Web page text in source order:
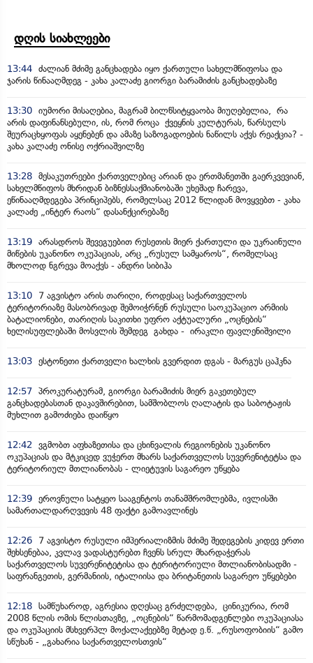
დღის სიახლეები
13:44 ძალიან მძიმე განცხადება იყო ქართული სახელმწიფოსა და
ჯარის წინააღმდეგ - კახა კალაძე გიორგი ბარამიძის განცხადებაზე
13:30 იუმორი მისაღებია, მაგრამ ბილწსიტყვაობა მიუღებელია, რა
არის დაფინანსებული, ის, რომ როცა ქვეყნის კულტურას, წარსულს
შეურაცხყოფას აყენებენ და ამაზე საზოგადოების ნაწილს აქვს რეაქცია? -
კახა კალაძე ონისე ოქრიაშვილზე
13:28 მესაკუთრეები ქართველებიც არიან და ერთმანეთში გაერკვევიან,
სახელმწიფოს მხრიდან ბიზნესსაქმიანობაში უხეშად ჩარევა,
ეწინააღმდეგება პრინციპებს, რომელსაც 2012 წლიდან მოვყვებთ - კახა
კალაძე „ინტერ რაოს“ დასანქცირებაზე
13:19 არასდროს შევეგუებით რუსეთის მიერ ქართული და უკრაინული
მიწების უკანონო ოკუპაციას, არც „რუსულ სამყაროს“, რომელსაც
მხოლოდ ნგრევა მოაქვს - ანდრი სიბიჰა
13:10
7 აგვისტო არის თარიღი, როდესაც საქართველოს
ტერიტორიაზე მასობრივად შემოიჭრნენ რუსული საოკუპაციო არმიის
ბატალიონები, თარიღის საკითხი უფრო აქტუალური „ოცნების“
ხელისუფლებაში მოსვლის შემდეგ გახდა - ირაკლი ფავლენიშვილი
13:03 ესტონეთი ქართველი ხალხის გვერდით დგას - მარგუს ცაჰკნა
12:57 პროკურატურამ, გიორგი ბარამიძის მიერ გაკეთებულ
განცხადებასთან დაკავშირებით, სამშობლოს ღალატის და საბოტაჟის
მუხლით გამოძიება დაიწყო
12:42 ვგმობთ აფხაზეთისა და ცხინვალის რეგიონების უკანონო
ოკუპაციას და მტკიცედ ვუჭერთ მხარს საქართველოს სუვერენიტეტსა და
ტერიტორიულ მთლიანობას - ლიეტუვის საგარეო უწყება
12:39 ეროვნული სატყეო სააგენტოს თანამშრომლებმა, ივლისში
სამართალდარღვევის 48 ფაქტი გამოავლინეს
12:26
7 აგვისტო რუსული იმპერიალიზმის მძიმე შედეგების კიდევ ერთი
შეხსენებაა, კვლავ ვადასტურებთ ჩვენს სრულ მხარდაჭერას
საქართველოს სუვერენიტეტისა და ტერიტორიული მთლიანობისადმი -
საფრანგეთის, გერმანიის, იტალიისა და ბრიტანეთის საგარეო უწყებები
12:18 სამწუხაროდ, აგრესია დღესაც გრძელდება, ცინიკურია, რომ
2008 წლის ომის წლისთავზე, „ოცნების“ წარმომადგენლები ოკუპაციასა
და ოკუპაციის მსხვერპლ მოქალაქეებზე მეტად ე.წ. „რუსოფობიის“ გამო
სწუხან - „გახარია საქართველოსთვის“